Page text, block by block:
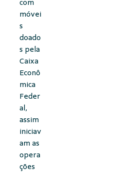
com
móvei
s
doado
s pela
Caixa
Econô
mica
Feder
al,
assim
iniciav
am as
opera
ções